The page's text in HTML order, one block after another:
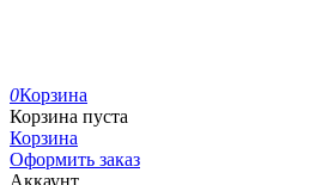
0Корзина
Корзина пуста
Корзина
Оформить заказ
Аккаунт